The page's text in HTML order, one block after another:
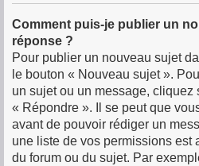
Comment puis-je publier un
réponse ?
Pour publier un nouveau sujet
le bouton « Nouveau sujet ».
un sujet ou un message, cliquez
« Répondre ». Il se peut que
avant de pouvoir rédiger un
une liste de vos permissions est
du forum ou du sujet. Par